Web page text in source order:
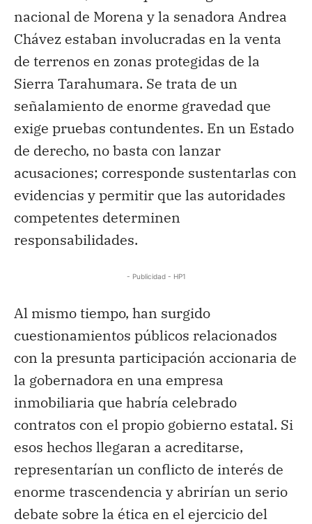
nacional de Morena y la senadora Andrea
Chávez estaban involucradas en la venta
de terrenos en zonas protegidas de la
Sierra Tarahumara. Se trata de un
señalamiento de enorme gravedad que
exige pruebas contundentes. En un Estado
de derecho, no basta con lanzar
acusaciones; corresponde sustentarlas con
evidencias y permitir que las autoridades
competentes determinen
responsabilidades.
- Publicidad - HP1
Al mismo tiempo, han surgido
cuestionamientos públicos relacionados
con la presunta participación accionaria de
la gobernadora en una empresa
inmobiliaria que habría celebrado
contratos con el propio gobierno estatal. Si
esos hechos llegaran a acreditarse,
representarían un conflicto de interés de
enorme trascendencia y abrirían un serio
debate sobre la ética en el ejercicio del